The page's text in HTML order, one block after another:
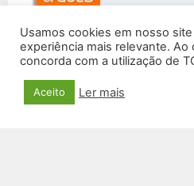
Usamos cookies em nosso
experiência mais relevante. Ao
concorda com a utilização de
Aceito Ler mais